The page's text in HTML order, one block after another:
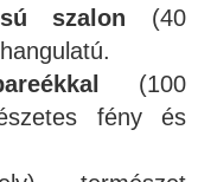
szalon (40
(100
fény és